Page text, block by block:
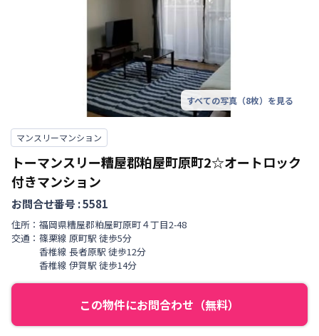
すべての写真（8枚）を見る
マンスリーマンション
トーマンスリー糟屋郡粕屋町原町2☆オートロック
付きマンション
お問合せ番号 :5581
住所： 福岡県糟屋郡粕屋町原町４丁目2-48
交通： 篠栗線 原町駅 徒歩5分
香椎線 長者原駅 徒歩12分
香椎線 伊賀駅 徒歩14分
この物件にお問合わせ（無料）